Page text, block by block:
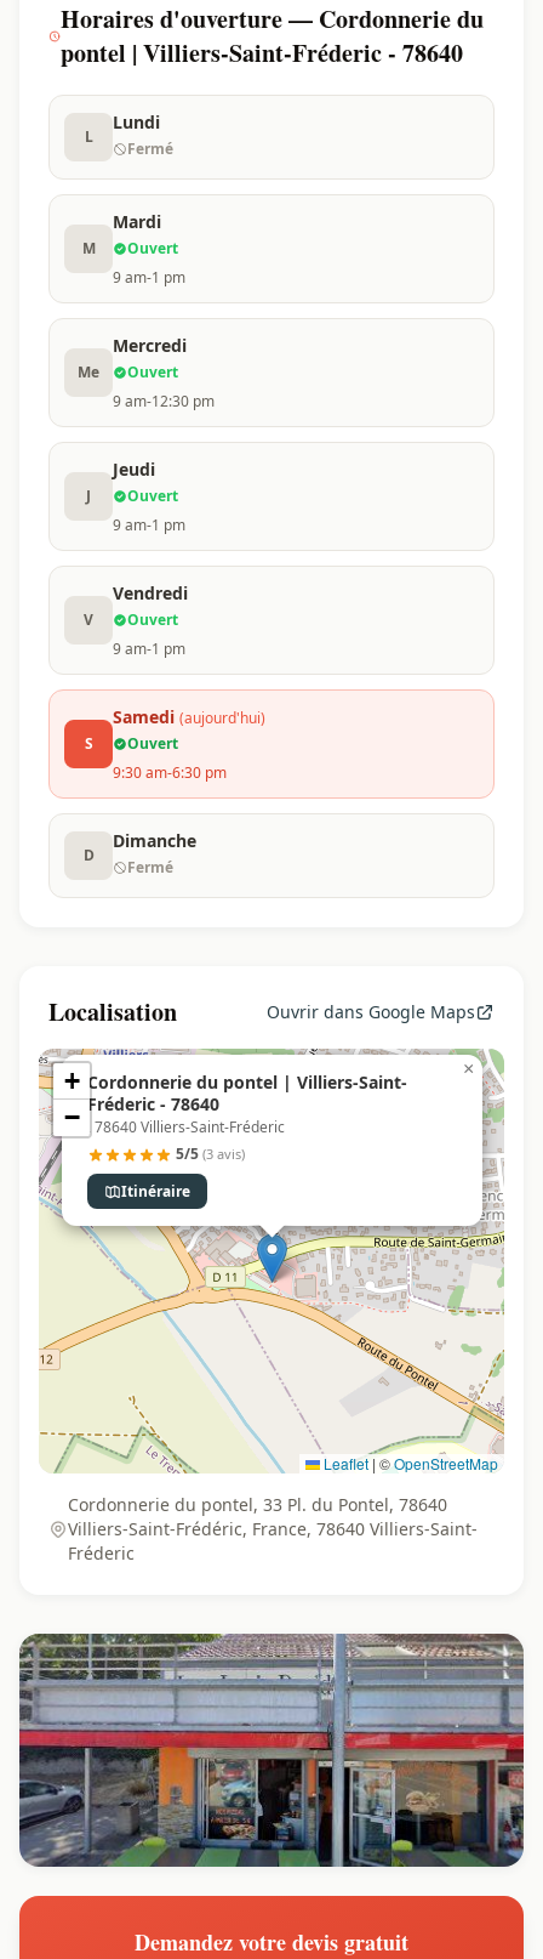
Horaires d'ouverture — Cordonnerie du
pontel | Villiers-Saint-Fréderic - 78640
L
Lundi
Fermé
M
Mardi
Ouvert
9 am-1 pm
Me
Mercredi
Ouvert
9 am-12:30 pm
J
Jeudi
Ouvert
9 am-1 pm
V
Vendredi
Ouvert
9 am-1 pm
S
Samedi (aujourd'hui)
Ouvert
9:30 am-6:30 pm
D
Dimanche
Fermé
Localisation Ouvrir dans Google Maps
Cordonnerie du pontel | Villiers-Saint-
Fréderic - 78640
, 78640 Villiers-Saint-Fréderic
5/5 (3 avis)
Itinéraire
×
+
−
Leaflet | ©OpenStreetMap
Cordonnerie du pontel, 33 Pl. du Pontel, 78640
Villiers-Saint-Frédéric, France, 78640 Villiers-Saint-
Fréderic
Demandez votre devis gratuit